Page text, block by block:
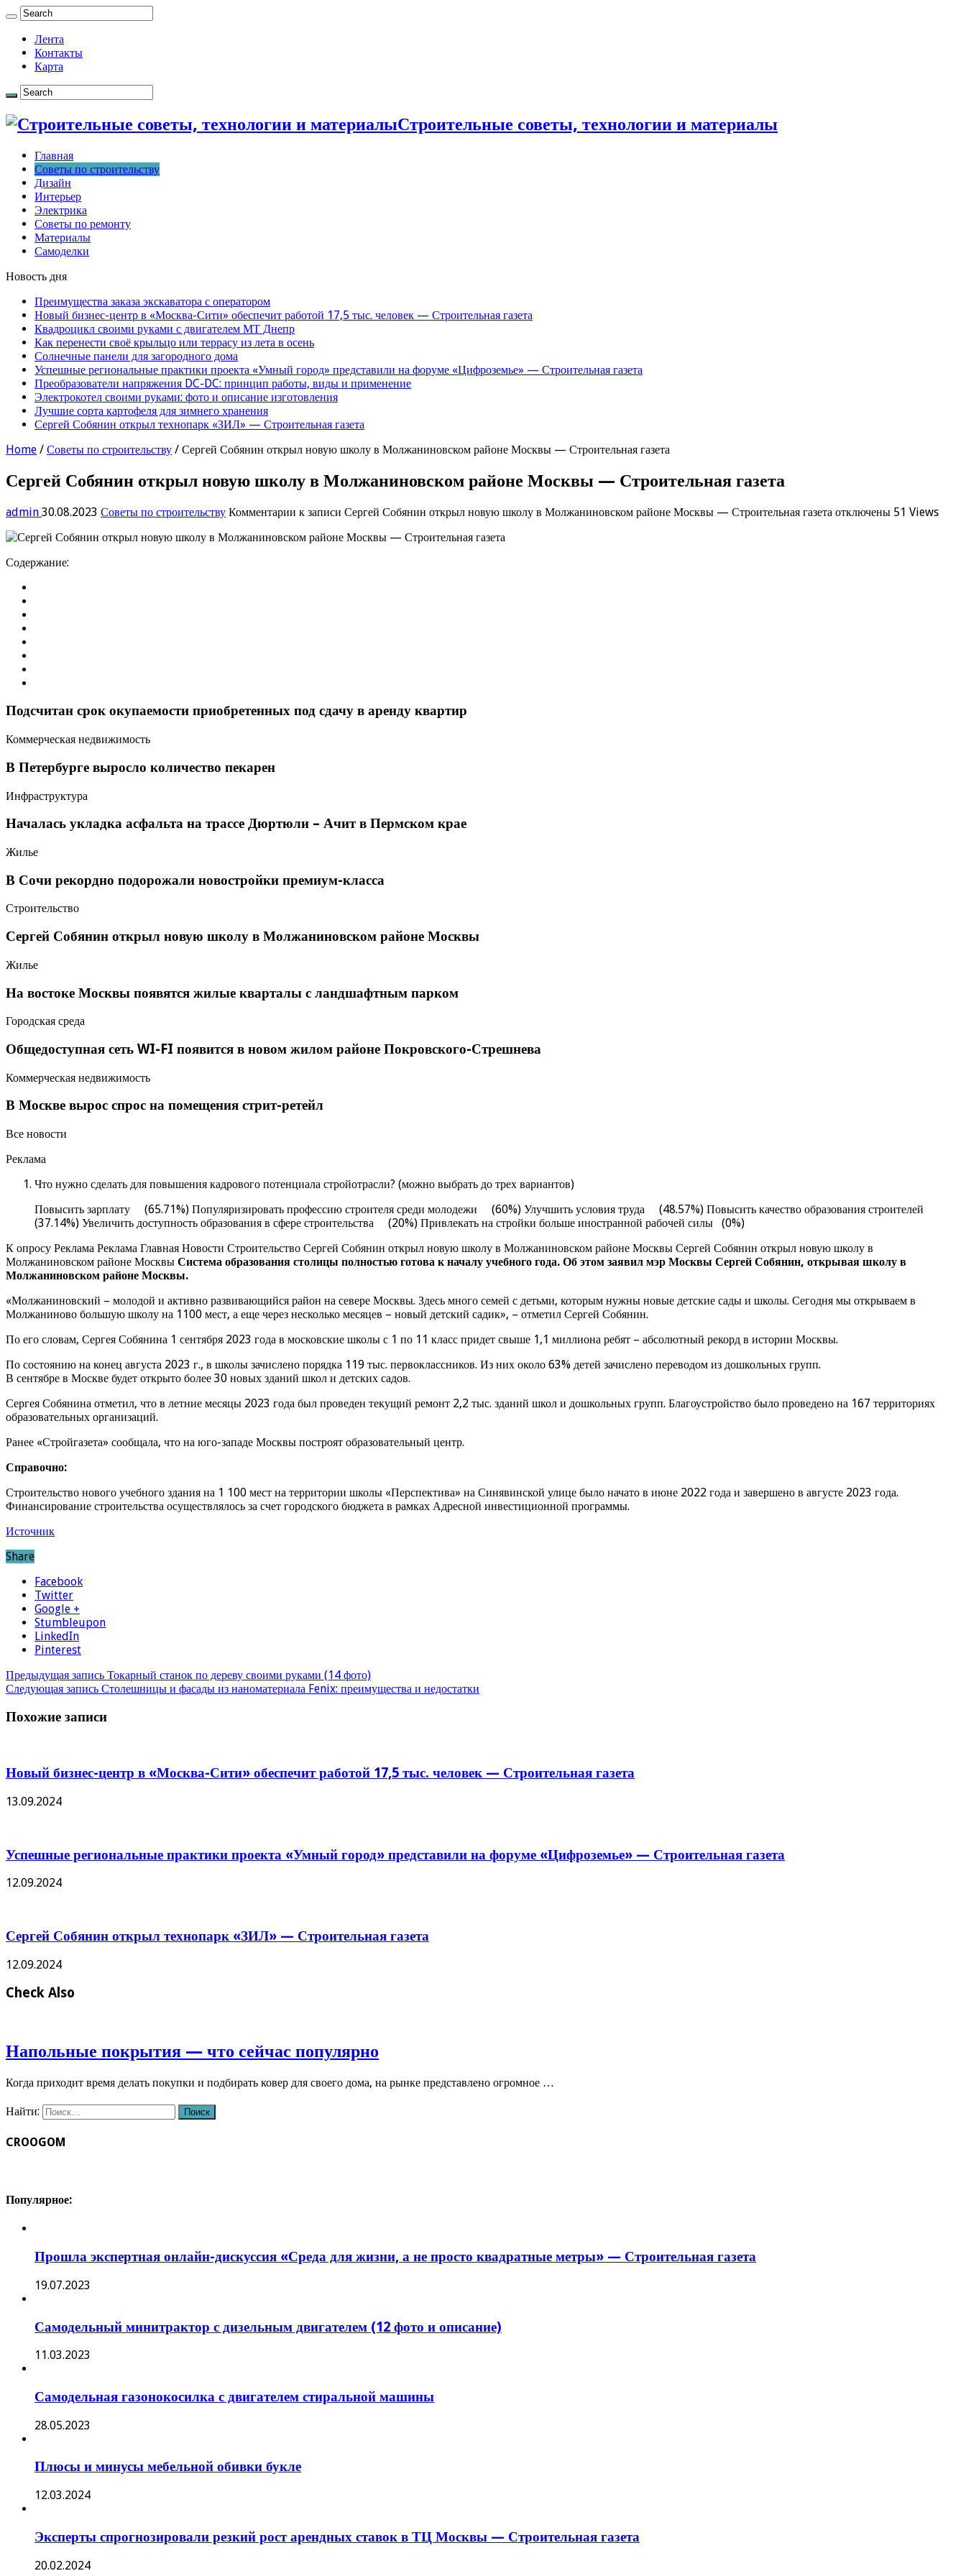
Лента
Контакты
Карта
Строительные советы, технологии и материалы
Главная
Советы по строительству
Дизайн
Интерьер
Электрика
Советы по ремонту
Материалы
Самоделки
Новость дня
Преимущества заказа экскаватора с оператором
Новый бизнес-центр в «Москва-Сити» обеспечит работой 17,5 тыс. человек — Строительная газета
Квадроцикл своими руками с двигателем МТ Днепр
Как перенести своё крыльцо или террасу из лета в осень
Солнечные панели для загородного дома
Успешные региональные практики проекта «Умный город» представили на форуме «Цифроземье» — Строительная газета
Преобразователи напряжения DC-DC: принцип работы, виды и применение
Электрокотел своими руками: фото и описание изготовления
Лучшие сорта картофеля для зимнего хранения
Сергей Собянин открыл технопарк «ЗИЛ» — Строительная газета
Home / Советы по строительству / Сергей Собянин открыл новую школу в Молжаниновском районе Москвы — Строительная газета
Сергей Собянин открыл новую школу в Молжаниновском районе Москвы — Строительная газета
admin 30.08.2023 Советы по строительству Комментарии к записи Сергей Собянин открыл новую школу в Молжаниновском районе Москвы — Строительная газета отключены 51 Views
Содержание:
Подсчитан срок окупаемости приобретенных под сдачу в аренду квартир
Коммерческая недвижимость
В Петербурге выросло количество пекарен
Инфраструктура
Началась укладка асфальта на трассе Дюртюли – Ачит в Пермском крае
Жилье
В Сочи рекордно подорожали новостройки премиум-класса
Строительство
Сергей Собянин открыл новую школу в Молжаниновском районе Москвы
Жилье
На востоке Москвы появятся жилые кварталы с ландшафтным парком
Городская среда
Общедоступная сеть WI-FI появится в новом жилом районе Покровского-Стрешнева
Коммерческая недвижимость
В Москве вырос спрос на помещения стрит-ретейл
Все новости
Реклама
Что нужно сделать для повышения кадрового потенциала стройотрасли? (можно выбрать до трех вариантов)
Повысить зарплату (65.71%) Популяризировать профессию строителя среди молодежи (60%) Улучшить условия труда (48.57%) Повысить качество образования строителей
(37.14%) Увеличить доступность образования в сфере строительства (20%) Привлекать на стройки больше иностранной рабочей силы (0%)
К опросу Реклама Реклама Главная Новости Строительство Сергей Собянин открыл новую школу в Молжаниновском районе Москвы Сергей Собянин открыл новую школу в
Молжаниновском районе Москвы Система образования столицы полностью готова к началу учебного года. Об этом заявил мэр Москвы Сергей Собянин, открывая школу в
Молжаниновском районе Москвы.
«Молжаниновский – молодой и активно развивающийся район на севере Москвы. Здесь много семей с детьми, которым нужны новые детские сады и школы. Сегодня мы открываем в
Молжаниново большую школу на 1100 мест, а еще через несколько месяцев – новый детский садик», – отметил Сергей Собянин.
По его словам, Сергея Собянина 1 сентября 2023 года в московские школы с 1 по 11 класс придет свыше 1,1 миллиона ребят – абсолютный рекорд в истории Москвы.
По состоянию на конец августа 2023 г., в школы зачислено порядка 119 тыс. первоклассников. Из них около 63% детей зачислено переводом из дошкольных групп.
В сентябре в Москве будет открыто более 30 новых зданий школ и детских садов.
Сергея Собянина отметил, что в летние месяцы 2023 года был проведен текущий ремонт 2,2 тыс. зданий школ и дошкольных групп. Благоустройство было проведено на 167 территориях
образовательных организаций.
Ранее «Стройгазета» сообщала, что на юго-западе Москвы построят образовательный центр.
Справочно:
Строительство нового учебного здания на 1 100 мест на территории школы «Перспектива» на Синявинской улице было начато в июне 2022 года и завершено в августе 2023 года.
Финансирование строительства осуществлялось за счет городского бюджета в рамках Адресной инвестиционной программы.
Источник
Share
Facebook
Twitter
Google +
Stumbleupon
LinkedIn
Pinterest
Предыдущая запись Токарный станок по дереву своими руками (14 фото)
Следующая запись Столешницы и фасады из наноматериала Fenix: преимущества и недостатки
Похожие записи
Новый бизнес-центр в «Москва-Сити» обеспечит работой 17,5 тыс. человек — Строительная газета
13.09.2024
Успешные региональные практики проекта «Умный город» представили на форуме «Цифроземье» — Строительная газета
12.09.2024
Сергей Собянин открыл технопарк «ЗИЛ» — Строительная газета
12.09.2024
Check Also
Напольные покрытия — что сейчас популярно
Когда приходит время делать покупки и подбирать ковер для своего дома, на рынке представлено огромное …
Найти:
CROOGOM
Популярное:
Прошла экспертная онлайн-дискуссия «Среда для жизни, а не просто квадратные метры» — Строительная газета
19.07.2023
Самодельный минитрактор с дизельным двигателем (12 фото и описание)
11.03.2023
Самодельная газонокосилка с двигателем стиральной машины
28.05.2023
Плюсы и минусы мебельной обивки букле
12.03.2024
Эксперты спрогнозировали резкий рост арендных ставок в ТЦ Москвы — Строительная газета
20.02.2024